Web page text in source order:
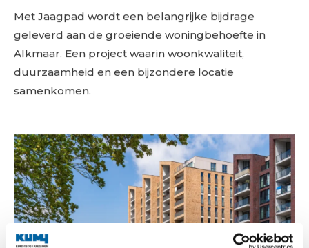
Met Jaagpad wordt een belangrijke bijdrage
geleverd aan de groeiende woningbehoefte in
Alkmaar. Een project waarin woonkwaliteit,
duurzaamheid en een bijzondere locatie
samenkomen.